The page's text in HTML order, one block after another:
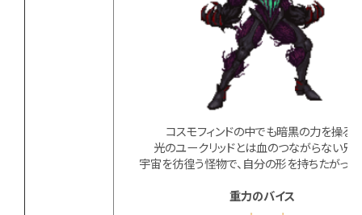
コスモフィンドの中でも暗黒の力を操る。
光のユークリッドとは血のつながらない兄
宇宙を彷徨う怪物で、自分の形を持ちたがって
重力のバイス